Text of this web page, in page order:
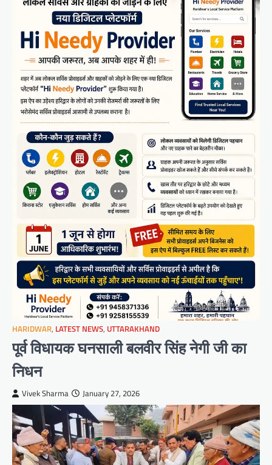
HARIDWAR, LATEST NEWS, UTTARAKHAND
पूर्व विधायक घनसाली बलवीर सिंह नेगी जी का
निधन
Vivek Sharma January 27, 2026